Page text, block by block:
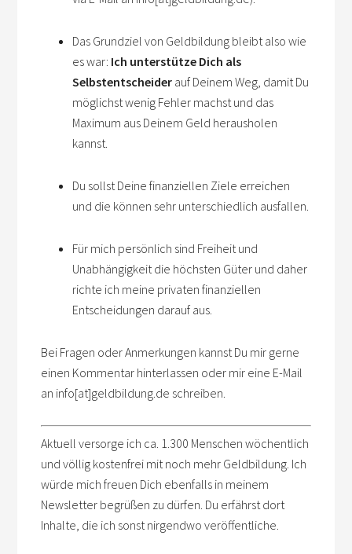
Das Grundziel von Geldbildung bleibt also wie
es war: Ich unterstütze Dich als
Selbstentscheider auf Deinem Weg, damit Du
möglichst wenig Fehler machst und das
Maximum aus Deinem Geld herausholen
kannst.
Du sollst Deine finanziellen Ziele erreichen
und die können sehr unterschiedlich ausfallen.
Für mich persönlich sind Freiheit und
Unabhängigkeit die höchsten Güter und daher
richte ich meine privaten finanziellen
Entscheidungen darauf aus.
Bei Fragen oder Anmerkungen kannst Du mir gerne
einen Kommentar hinterlassen oder mir eine E-Mail
an info[at]geldbildung.de schreiben.
Aktuell versorge ich ca. 1.300 Menschen wöchentlich
und völlig kostenfrei mit noch mehr Geldbildung. Ich
würde mich freuen Dich ebenfalls in meinem
Newsletter begrüßen zu dürfen. Du erfährst dort
Inhalte, die ich sonst nirgendwo veröffentliche.